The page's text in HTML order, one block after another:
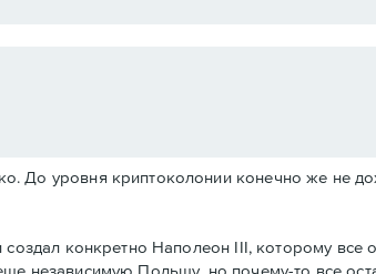
До уровня криптоколонии конечно же не
конкретно Наполеон III, которому все